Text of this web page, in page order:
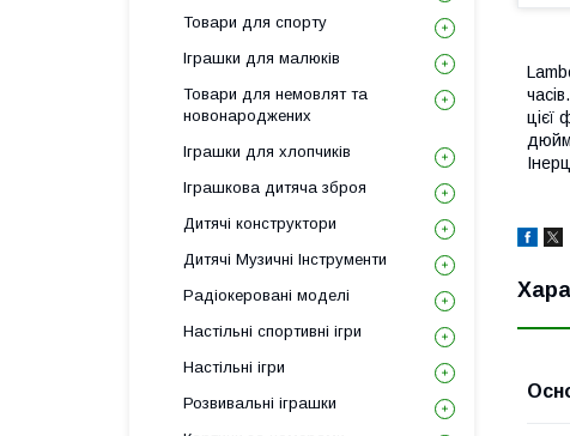
цієї
Товари для спорту
Іграшки для малюків
Товари для немовлят та
новонароджених
Іграшки для хлопчиків
Іграшкова дитяча зброя
Дитячі конструктори
Дитячі Музичні Інструменти
Радіокеровані моделі
Настільні спортивні ігри
Настільні ігри
Розвивальні іграшки